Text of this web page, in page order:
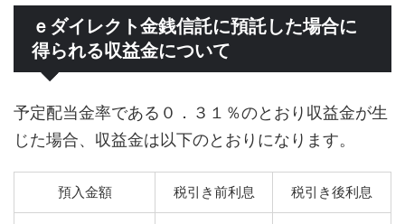
ｅダイレクト金銭信託に預託した場合に
得られる収益金について
予定配当金率である０．３１％のとおり収益金が生
じた場合、収益金は以下のとおりになります。
預入金額 税引き前利息 税引き後利息